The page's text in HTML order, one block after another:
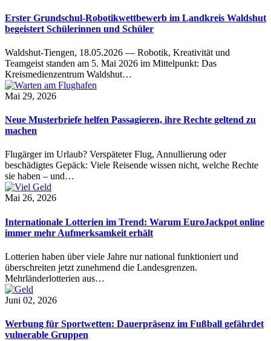
Erster Grundschul-Robotikwettbewerb im Landkreis Waldshut
begeistert Schülerinnen und Schüler
Waldshut-Tiengen, 18.05.2026 — Robotik, Kreativität und
Teamgeist standen am 5. Mai 2026 im Mittelpunkt: Das
Kreismedienzentrum Waldshut…
Mai 29, 2026
Neue Musterbriefe helfen Passagieren, ihre Rechte geltend zu
machen
Flugärger im Urlaub? Verspäteter Flug, Annullierung oder
beschädigtes Gepäck: Viele Reisende wissen nicht, welche Rechte
sie haben – und…
Mai 26, 2026
Internationale Lotterien im Trend: Warum EuroJackpot online
immer mehr Aufmerksamkeit erhält
Lotterien haben über viele Jahre nur national funktioniert und
überschreiten jetzt zunehmend die Landesgrenzen.
Mehrländerlotterien aus…
Juni 02, 2026
Werbung für Sportwetten: Dauerpräsenz im Fußball gefährdet
vulnerable Gruppen